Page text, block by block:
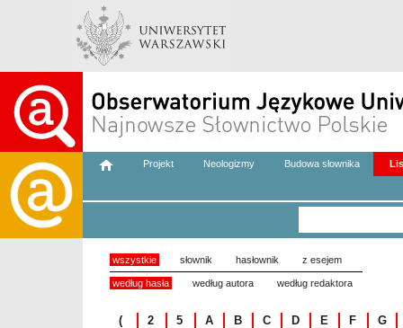
Projekt Neologizmy Budowa słownika
wszystkie słownik hasłownik z esejem
według hasła według autora według redaktora
( 2 5 A B C D E F
G